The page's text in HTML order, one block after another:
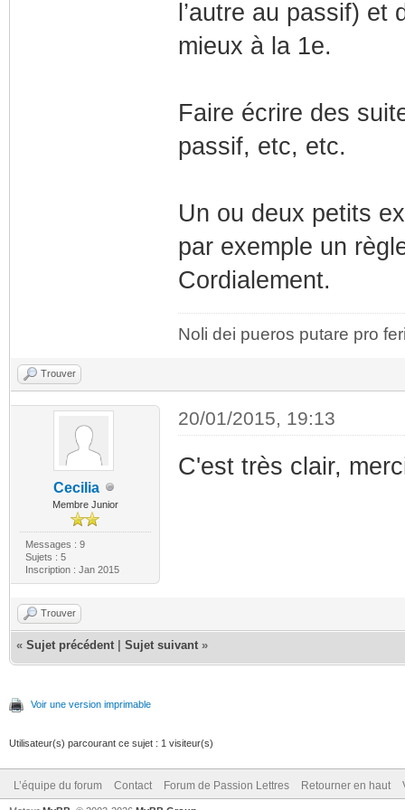
l’autre au passif) et
mieux à la 1e.
Faire écrire des
passif, etc, etc.
Un ou deux petits
par exemple un
Cordialement.
Noli dei pueros putare pro
Trouver
Cecilia
Membre Junior
Messages : 9
Sujets : 5
Inscription : Jan 2015
20/01/2015, 19:13
C'est très clair,
Trouver
« Sujet précédent Sujet suivant »
Voir une version imprimable
Utilisateur(s) parcourant ce sujet : 1 visiteur(s)
L’équipe du forum Contact Forum de Passion Lettres Retourner en haut